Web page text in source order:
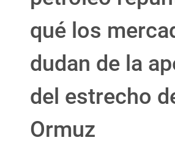
qué los
dudan de la
del estrecho
Ormuz